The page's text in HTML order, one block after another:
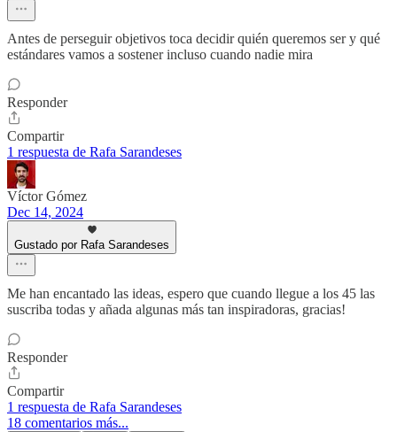
Antes de perseguir objetivos toca decidir quién queremos ser y qué
estándares vamos a sostener incluso cuando nadie mira
Responder
Compartir
1 respuesta de Rafa Sarandeses
Víctor Gómez
Dec 14, 2024
Gustado por Rafa Sarandeses
Me han encantado las ideas, espero que cuando llegue a los 45 las
suscriba todas y añada algunas más tan inspiradoras, gracias!
Responder
Compartir
1 respuesta de Rafa Sarandeses
18 comentarios más...